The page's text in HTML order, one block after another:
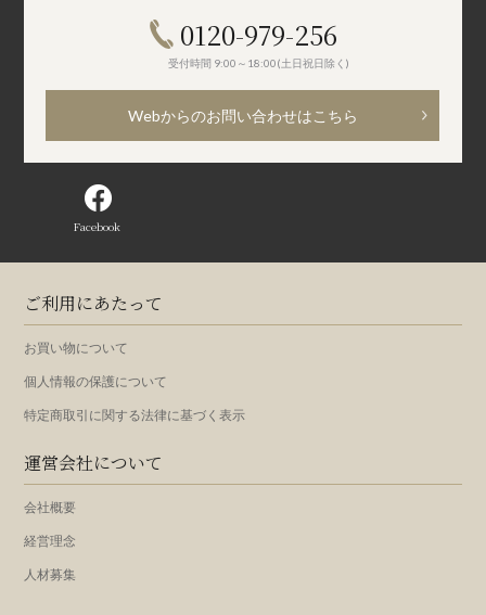
0120-979-256
受付時間 9:00～18:00(土日祝日除く)
Webからのお問い合わせはこちら
Facebook
ご利用にあたって
お買い物について
個人情報の保護について
特定商取引に関する法律に基づく表示
運営会社について
会社概要
経営理念
人材募集